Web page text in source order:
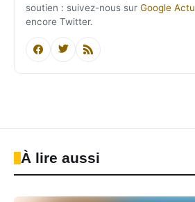
soutien : suivez-nous sur Google Actu
encore Twitter.
À lire aussi